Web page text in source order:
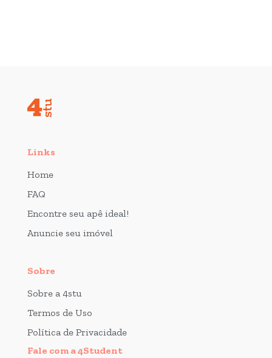
Links
Home
FAQ
Encontre seu apê ideal!
Anuncie seu imóvel
Sobre
Sobre a 4stu
Termos de Uso
Política de Privacidade
Fale com a 4Student